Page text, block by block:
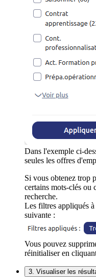
Dans l'exemple ci-
seules les offres
Si vous obtenez trop
certains mots-clés ou
recherche.
Les filtres appliqués
suivante :
Vous pouvez
réinitialiser en
3. Visualiser les